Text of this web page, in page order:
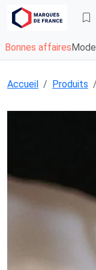
Bonnes affaires Mode
Accueil Produits